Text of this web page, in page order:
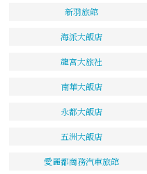
新羽旅館
海派大飯店
龍宮大旅社
南華大飯店
永都大飯店
五洲大飯店
愛麗都商務汽車旅館